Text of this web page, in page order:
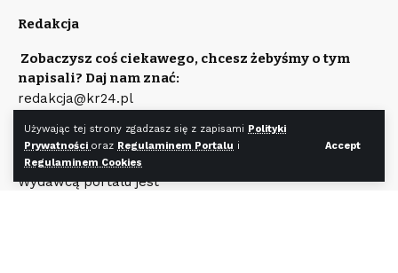
Używając tej strony zgadzasz się z zapisami Polityki
Prywatności oraz Regulaminem Portalu i
Regulaminem Cookies
Accept
Redakcja
Zobaczysz coś ciekawego, chcesz żebyśmy o tym
napisali? Daj nam znać:
redakcja@kr24.pl
Napisz:
reklama@kr24.pl
Wydawcą portalu jest